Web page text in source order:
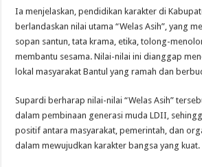
Ia menjelaskan, pendidikan karakter di
berlandaskan nilai utama “Welas Asih”, yang
sopan santun, tata krama, etika, tolong-
membantu sesama. Nilai-nilai ini dianggap
lokal masyarakat Bantul yang ramah dan
Supardi berharap nilai-nilai “Welas Asih”
dalam pembinaan generasi muda LDII,
positif antara masyarakat, pemerintah, dan
dalam mewujudkan karakter bangsa yang kuat.